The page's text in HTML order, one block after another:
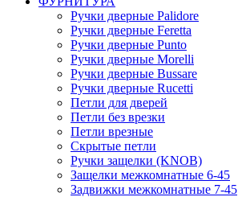
Ручки дверные Palidore
Ручки дверные Feretta
Ручки дверные Punto
Ручки дверные Morelli
Ручки дверные Bussare
Ручки дверные Rucetti
Петли для дверей
Петли без врезки
Петли врезные
Скрытые петли
Ручки защелки (KNOB)
Защелки межкомнатные 6-45
Задвижки межкомнатные 7-45